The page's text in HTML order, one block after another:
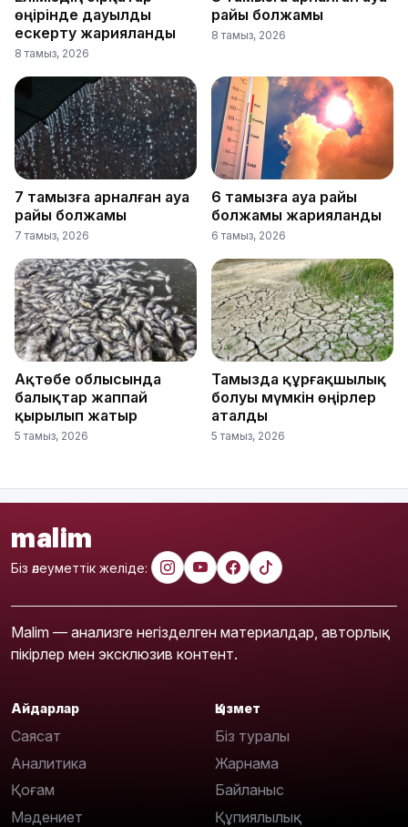
өңірінде дауылды
ескерту жарияланды
8 тамыз, 2026
райы болжамы
8 тамыз, 2026
7 тамызға арналған ауа
райы болжамы
7 тамыз, 2026
6 тамызға ауа райы
болжамы жарияланды
6 тамыз, 2026
Ақтөбе облысында
балықтар жаппай
қырылып жатыр
5 тамыз, 2026
Тамызда құрғақшылық
болуы мүмкін өңірлер
аталды
5 тамыз, 2026
malim
Біз әлеуметтік желіде:
Malim — анализге негізделген материалдар, авторлық
пікірлер мен эксклюзив контент.
Айдарлар
Саясат
Аналитика
Қоғам
Мәдениет
Қызмет
Біз туралы
Жарнама
Байланыс
Құпиялылық